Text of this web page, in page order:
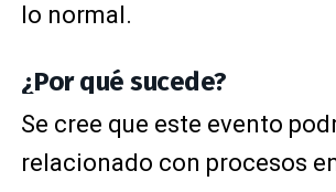
lo normal.
¿Por qué sucede?
Se cree que este evento
relacionado con procesos